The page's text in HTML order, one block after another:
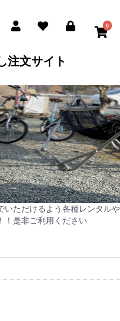
0
注文サイト
いただけるよう各種レンタルや
！是非ご利用ください